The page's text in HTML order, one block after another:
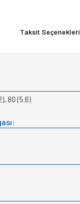
Taksit Seçenekleri
80 (5.6)